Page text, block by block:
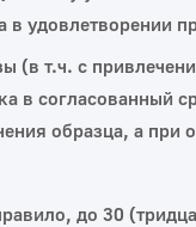
в удовлетворении
(в т.ч. с
в согласованный
образца, а при
до 30